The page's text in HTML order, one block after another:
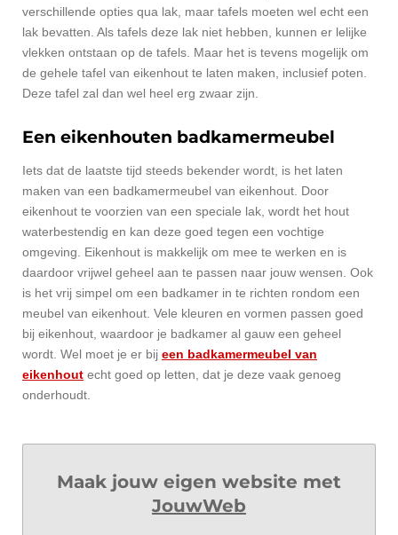
verschillende opties qua lak, maar tafels moeten wel echt een
lak bevatten. Als tafels deze lak niet hebben, kunnen er lelijke
vlekken ontstaan op de tafels. Maar het is tevens mogelijk om
de gehele tafel van eikenhout te laten maken, inclusief poten.
Deze tafel zal dan wel heel erg zwaar zijn.
Een eikenhouten badkamermeubel
Iets dat de laatste tijd steeds bekender wordt, is het laten
maken van een badkamermeubel van eikenhout. Door
eikenhout te voorzien van een speciale lak, wordt het hout
waterbestendig en kan deze goed tegen een vochtige
omgeving. Eikenhout is makkelijk om mee te werken en is
daardoor vrijwel geheel aan te passen naar jouw wensen. Ook
is het vrij simpel om een badkamer in te richten rondom een
meubel van eikenhout. Vele kleuren en vormen passen goed
bij eikenhout, waardoor je badkamer al gauw een geheel
wordt. Wel moet je er bij een badkamermeubel van
eikenhout echt goed op letten, dat je deze vaak genoeg
onderhoudt.
Maak jouw eigen website met
JouwWeb